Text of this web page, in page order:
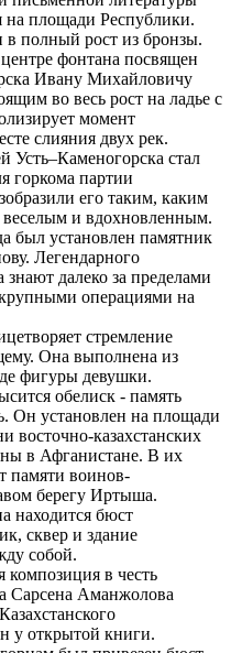
на площади Республики.
в полный рост из бронзы.
фонтана посвящен
Ивану Михайловичу
во весь рост на ладье с
момент
слияния двух рек.
стал
горкома партии
его таким, каким
и вдохновленным.
был установлен памятник
Легендарного
знают далеко за пределами
операциями на
стремление
Она выполнена из
фигуры девушки.
обелиск - память
Он установлен на площади
восточно-казахстанских
в Афганистане. В их
памяти воинов-
берегу Иртыша.
находится бюст
сквер и здание
собой.
композиция в честь
Сарсена Аманжолова
у открытой книги.